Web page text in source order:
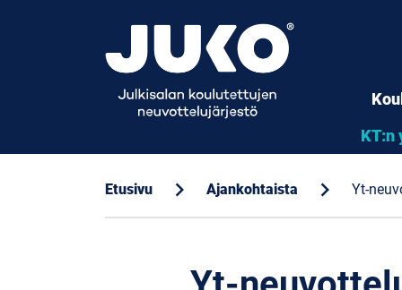
KT:n
Etusivu chevron_right Ajankohtaista chevron_right Yt-